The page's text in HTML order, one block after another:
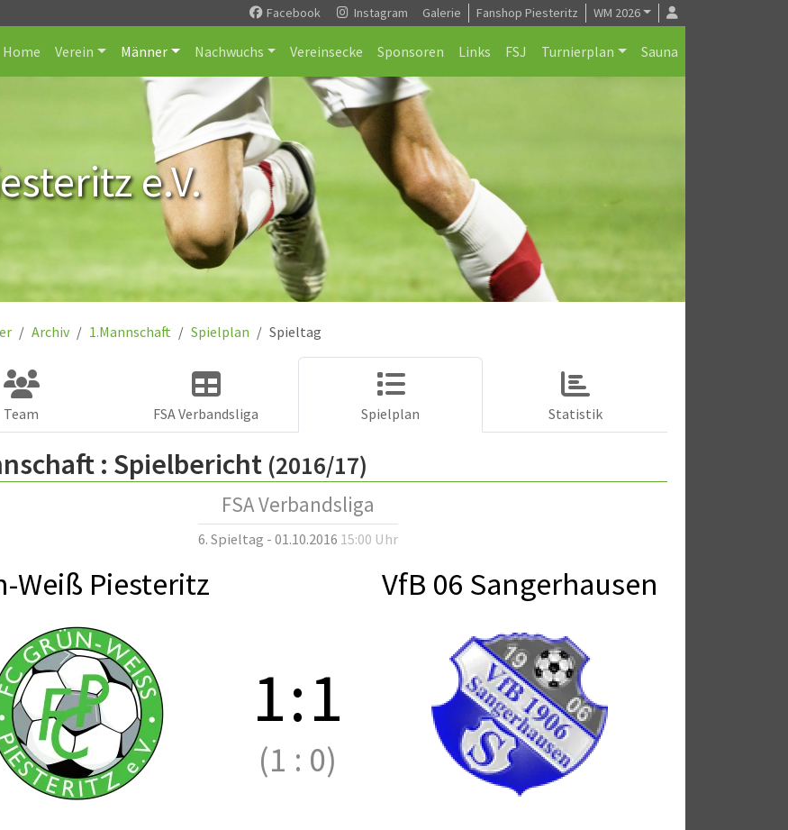
Facebook Instagram Galerie Fanshop Piesteritz WM 2026
Home Verein Männer Nachwuchs Vereinsecke Sponsoren Links FSJ Turnierplan Sauna
e.V.
Archiv 1.Mannschaft Spielplan Spieltag
Team FSA Verbandsliga Spielplan Statistik
: Spielbericht (2016/17)
FSA Verbandsliga
6. Spieltag - 01.10.2016 15:00 Uhr
Weiß Piesteritz VfB 06 Sangerhausen
1:1
(1 : 0)